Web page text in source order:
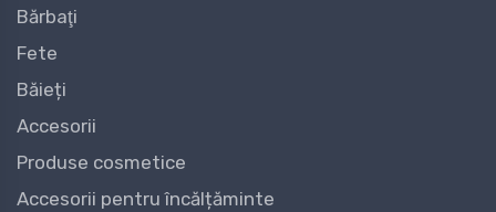
Bărbaţi
Fete
Băieți
Accesorii
Produse cosmetice
Accesorii pentru încălțăminte